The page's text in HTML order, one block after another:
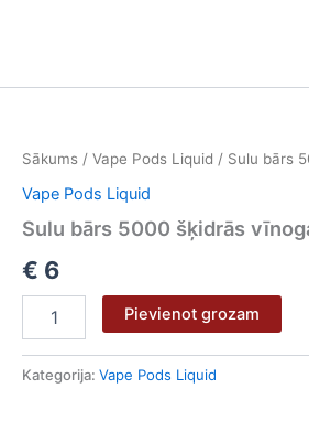
Sākums / Vape Pods Liquid / Sulu bārs
Vape Pods Liquid
Sulu bārs 5000 šķidrās
€ 6
šķidrās
vīnogas
daudzums
Pievienot grozam
Kategorija: Vape Pods Liquid